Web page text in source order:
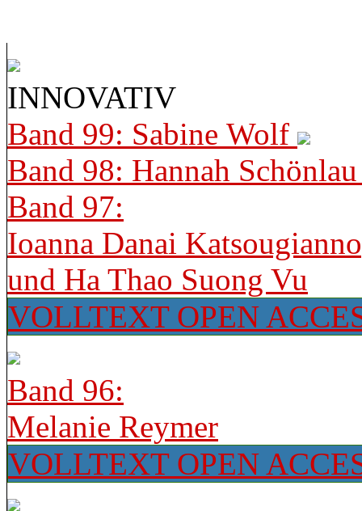
INNOVATIV
Band 99: Sabine Wolf
Band 98: Hannah
Band 97:
Ioanna Danai
und Ha Thao Suong Vu
VOLLTEXT OPEN
Band 96:
Melanie Reymer
VOLLTEXT OPEN